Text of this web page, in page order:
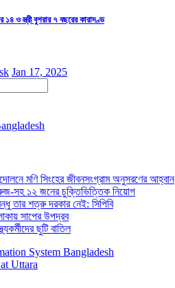
১৪ ও স্ত্রী বুশরার ৭ বছরের কারাদণ্ড
Jan 17, 2025
মণি সিংহের জীবনসংগ্রাম অনুসরণের আহ্বান
সহ ১২ জনের চুক্তিভিত্তিক নিয়োগ
তার শত্রু দরকার নেই: সিপিবি
সাপের উপদ্রব
ছুটি বাতিল